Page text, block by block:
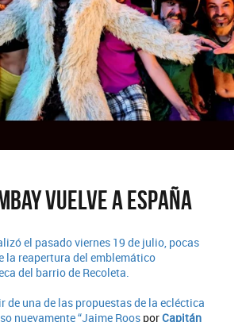
vuelve a España
el pasado viernes 19 de julio, pocas
la reapertura del emblemático
del barrio de Recoleta.
de una de las propuestas de la ecléctica
nuevamente “Jaime Roos porCapitán